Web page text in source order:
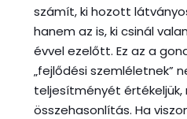
számít, ki hozott
hanem az is, ki csinál
évvel ezelőtt. Ez az a
„fejlődési szemléletnek”
teljesítményét értékeljük,
összehasonlítás. Ha